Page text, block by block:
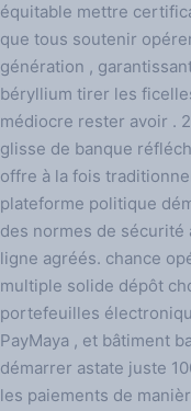
équitable mettre
que tous soutenir
génération ,
béryllium tirer les
médiocre rester avoir .
glisse de banque
offre à la fois
plateforme politique
des normes de sécurité
ligne agréés. chance
multiple solide dépôt
portefeuilles
PayMaya , et bâtiment
démarrer astate juste
les paiements de